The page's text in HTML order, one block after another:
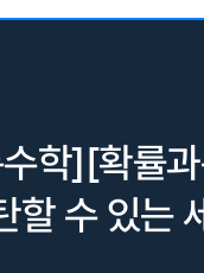
학][확률
할 수 있는